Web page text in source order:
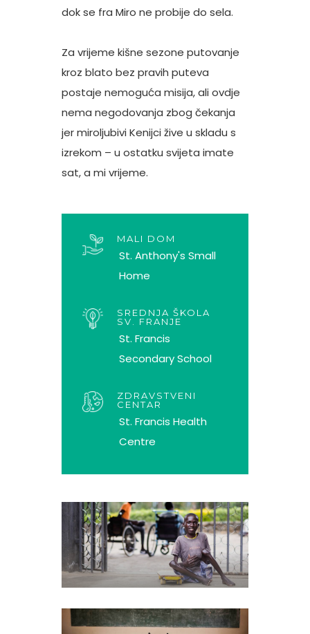
dok se fra Miro ne probije do sela.
Za vrijeme kišne sezone putovanje
kroz blato bez pravih puteva
postaje nemoguća misija, ali ovdje
nema negodovanja zbog čekanja
jer miroljubivi Kenijci žive u skladu s
izrekom – u ostatku svijeta imate
sat, a mi vrijeme.
MALI DOM
St. Anthony's Small
Home
SREDNJA ŠKOLA
SV. FRANJE
St. Francis
Secondary School
ZDRAVSTVENI
CENTAR
St. Francis Health
Centre